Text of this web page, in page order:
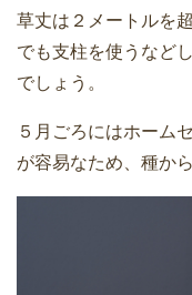
草丈は２メートルを
でも支柱を使うなど
でしょう。
５月ごろにはホーム
が容易なため、種か